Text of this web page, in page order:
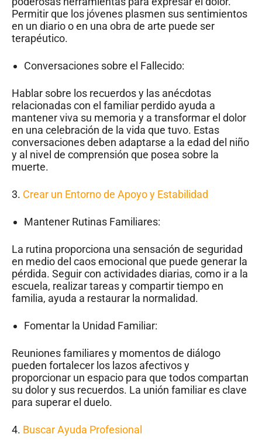
Permitir que los jóvenes plasmen sus sentimientos
en un diario o en una obra de arte puede ser
terapéutico.
Conversaciones sobre el Fallecido:
Hablar sobre los recuerdos y las anécdotas
relacionadas con el familiar perdido ayuda a
mantener viva su memoria y a transformar el dolor
en una celebración de la vida que tuvo. Estas
conversaciones deben adaptarse a la edad del niño
y al nivel de comprensión que posea sobre la
muerte.
3. Crear un Entorno de Apoyo y Estabilidad
Mantener Rutinas Familiares:
La rutina proporciona una sensación de seguridad
en medio del caos emocional que puede generar la
pérdida. Seguir con actividades diarias, como ir a la
escuela, realizar tareas y compartir tiempo en
familia, ayuda a restaurar la normalidad.
Fomentar la Unidad Familiar:
Reuniones familiares y momentos de diálogo
pueden fortalecer los lazos afectivos y
proporcionar un espacio para que todos compartan
su dolor y sus recuerdos. La unión familiar es clave
para superar el duelo.
4. Buscar Ayuda Profesional